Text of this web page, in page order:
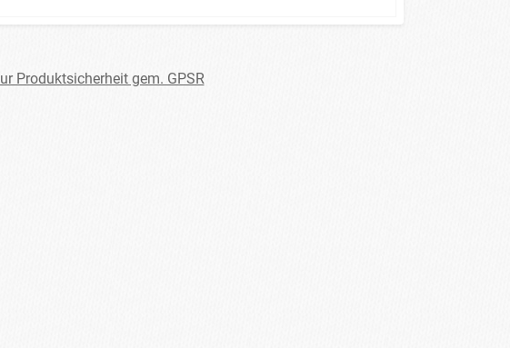
Produktsicherheit gem. GPSR